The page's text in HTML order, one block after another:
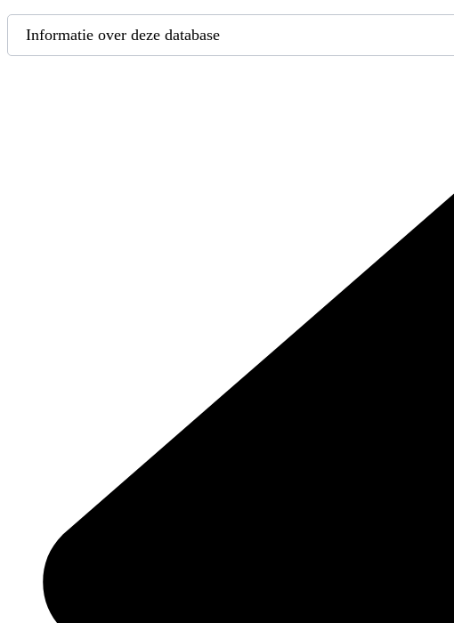
Informatie over deze database